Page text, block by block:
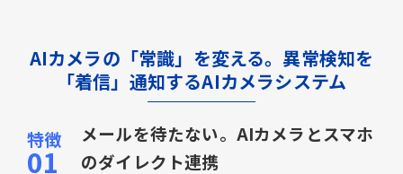
AIカメラの「常識」を変える。異常検知を
「着信」通知するAIカメラシステム
メールを待たない。AIカメラとスマホ
のダイレクト連携